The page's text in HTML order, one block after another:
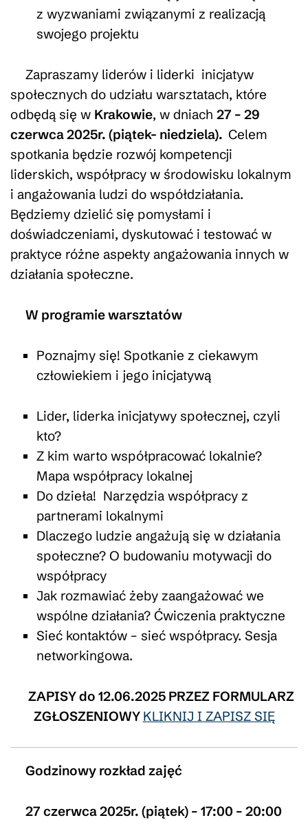
z wyzwaniami związanymi z realizacją
swojego projektu
Zapraszamy liderów i liderki inicjatyw
społecznych do udziału warsztatach, które
odbędą się w Krakowie, w dniach 27 – 29
czerwca 2025r. (piątek- niedziela). Celem
spotkania będzie rozwój kompetencji
liderskich, współpracy w środowisku lokalnym
i angażowania ludzi do współdziałania.
Będziemy dzielić się pomysłami i
doświadczeniami, dyskutować i testować w
praktyce różne aspekty angażowania innych w
działania społeczne.
W programie warsztatów
Poznajmy się! Spotkanie z ciekawym
człowiekiem i jego inicjatywą
Lider, liderka inicjatywy społecznej, czyli
kto?
Z kim warto współpracować lokalnie?
Mapa współpracy lokalnej
Do dzieła! Narzędzia współpracy z
partnerami lokalnymi
Dlaczego ludzie angażują się w działania
społeczne? O budowaniu motywacji do
współpracy
Jak rozmawiać żeby zaangażować we
wspólne działania? Ćwiczenia praktyczne
Sieć kontaktów – sieć współpracy. Sesja
networkingowa.
ZAPISY do 12.06.2025 PRZEZ FORMULARZ
ZGŁOSZENIOWY KLIKNIJ I ZAPISZ SIĘ
Godzinowy rozkład zajęć
27 czerwca 2025r. (piątek) – 17:00 – 20:00